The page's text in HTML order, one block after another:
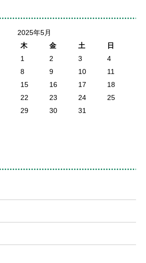
2025年5月
木 金 土
日
1
2 3
4
8 9 10
11
15 16 17
18
22 23 24
25
29 30 31